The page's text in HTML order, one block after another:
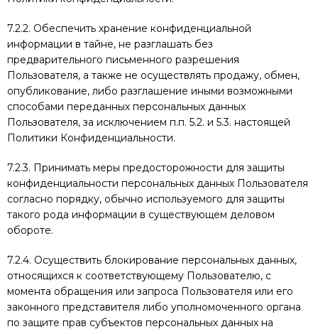
7.2.2. Обеспечить хранение конфиденциальной
информации в тайне, не разглашать без
предварительного письменного разрешения
Пользователя, а также не осуществлять продажу, обмен,
опубликование, либо разглашение иными возможными
способами переданных персональных данных
Пользователя, за исключением п.п. 5.2. и 5.3. настоящей
Политики Конфиденциальности.
7.2.3. Принимать меры предосторожности для защиты
конфиденциальности персональных данных Пользователя
согласно порядку, обычно используемого для защиты
такого рода информации в существующем деловом
обороте.
7.2.4. Осуществить блокирование персональных данных,
относящихся к соответствующему Пользователю, с
момента обращения или запроса Пользователя или его
законного представителя либо уполномоченного органа
по защите прав субъектов персональных данных на